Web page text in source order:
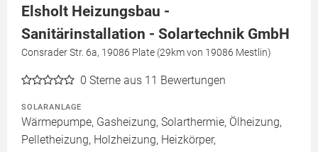
Elsholt Heizungsbau -
Sanitärinstallation - Solartechnik GmbH
Consrader Str. 6a, 19086 Plate (29km von 19086 Mestlin)
0 Sterne aus 11 Bewertungen
SOLARANLAGE
Wärmepumpe, Gasheizung, Solarthermie, Ölheizung,
Pelletheizung, Holzheizung, Heizkörper,